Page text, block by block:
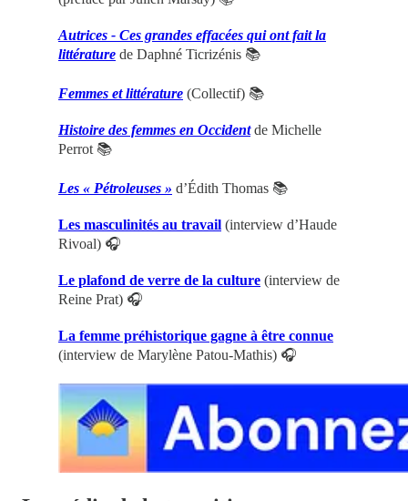
Autrices - Ces grandes effacées qui ont fait la
littérature de Daphné Ticrizénis 📚
Femmes et littérature (Collectif) 📚
Histoire des femmes en Occidentde Michelle
Perrot 📚
Les « Pétroleuses » d’Édith Thomas 📚
Les masculinités au travail (interview d’Haude
Rivoal) 🎧
Le plafond de verre de la culture (interview de
Reine Prat) 🎧
La femme préhistorique gagne à être connue
(interview de Marylène Patou-Mathis) 🎧